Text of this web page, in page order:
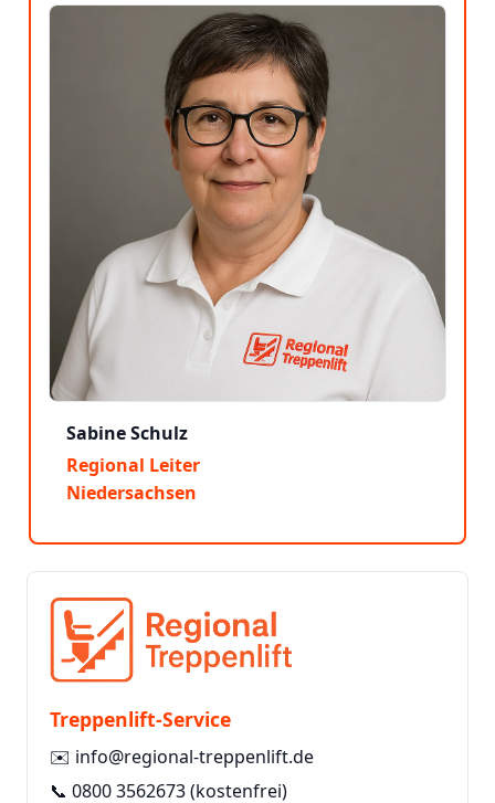
Sabine Schulz
Regional Leiter
Niedersachsen
Treppenlift-Service
✉️ info@regional-treppenlift.de
📞 0800 3562673(kostenfrei)